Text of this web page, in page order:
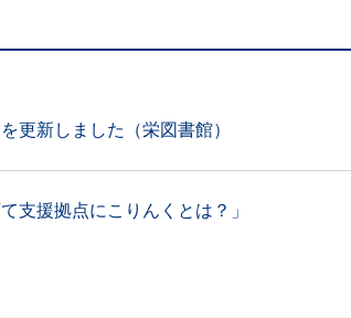
更新しました（栄図書館）
支援拠点にこりんくとは？」